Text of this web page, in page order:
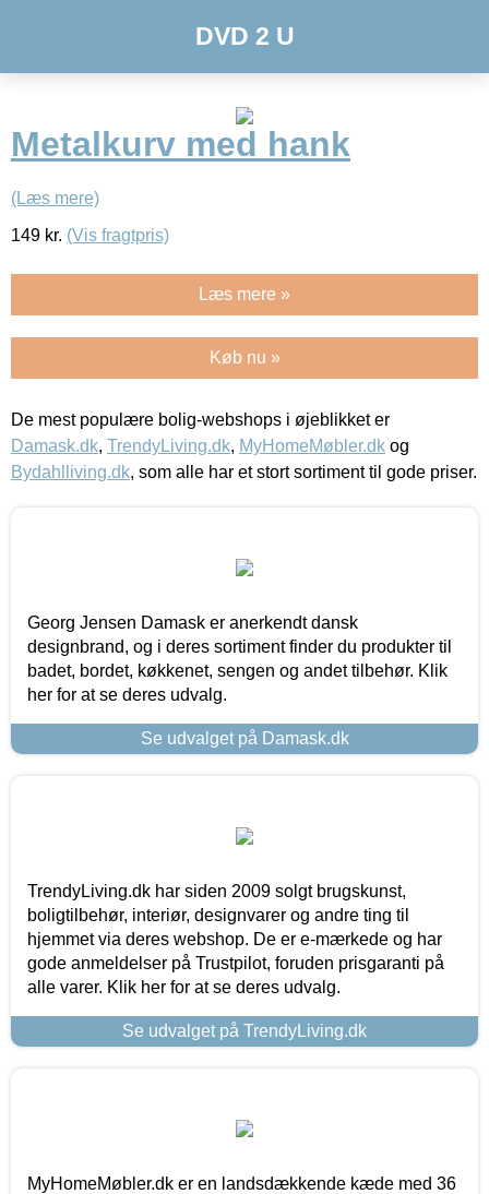
DVD 2 U
Metalkurv med hank
(Læs mere)
149 kr. (Vis fragtpris)
Læs mere »
Køb nu »
De mest populære bolig-webshops i øjeblikket er
Damask.dk, TrendyLiving.dk, MyHomeMøbler.dk og
Bydahlliving.dk, som alle har et stort sortiment til gode priser.
Georg Jensen Damask er anerkendt dansk
designbrand, og i deres sortiment finder du produkter til
badet, bordet, køkkenet, sengen og andet tilbehør. Klik
her for at se deres udvalg.
Se udvalget på Damask.dk
TrendyLiving.dk har siden 2009 solgt brugskunst,
boligtilbehør, interiør, designvarer og andre ting til
hjemmet via deres webshop. De er e-mærkede og har
gode anmeldelser på Trustpilot, foruden prisgaranti på
alle varer. Klik her for at se deres udvalg.
Se udvalget på TrendyLiving.dk
MyHomeMøbler.dk er en landsdækkende kæde med 36